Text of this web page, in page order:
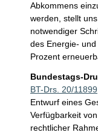
Abkommens
werden, stellt
notwendiger
des Energie-
Prozent
Bundestags-
BT-Drs. 20/11899
Entwurf eines
Verfügbarkeit
rechtlicher